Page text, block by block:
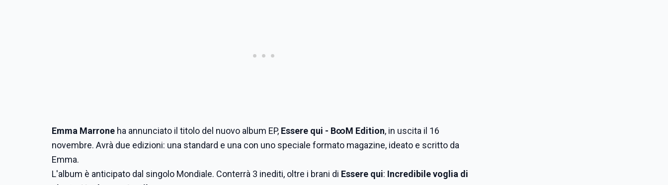
Emma Marrone ha annunciato il titolo del nuovo album EP, Essere qui - B∞M Edition, in uscita il 16
novembre. Avrà due edizioni: una standard e una con uno speciale formato magazine, ideato e scritto da
Emma.
L'album è anticipato dal singolo Mondiale. Conterrà 3 inediti, oltre i brani di Essere qui: Incredibile voglia di